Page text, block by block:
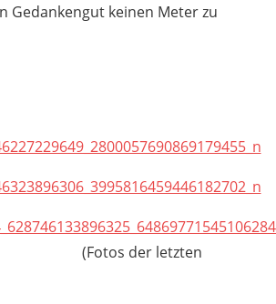
Gedankengut keinen Meter zu
der letzten